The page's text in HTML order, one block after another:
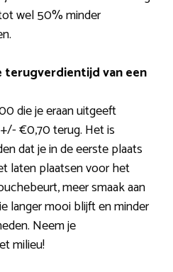
wel 50% minder
terugverdientijd van een
die je eraan uitgeeft
€0,70 terug. Het is
dat je in de eerste plaats
laten plaatsen voor het
meer smaak aan
langer mooi blijft en minder
Neem je
milieu!